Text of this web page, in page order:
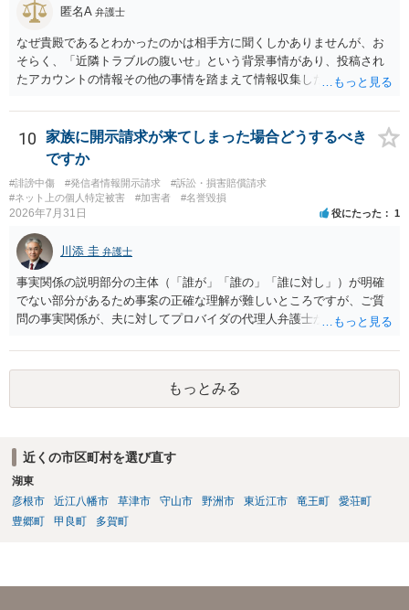
匿名A 弁護士
なぜ貴殿であるとわかったのかは相手方に聞くしかありませんが、お
そらく、「近隣トラブルの腹いせ」という背景事情があり、投稿され
たアカウントの情報その他の事情を踏まえて情報収集した結果、この
貴殿が投稿した事実を認めてしまったことで「答え合わせ」になって
しまったのではないでしょうか。 相手方の動きについても、相手方次
第ですので何とも言えません。公開の場で回答するには情報が乏し
く、ここで詳細を明らかにすることは事案の特定に繋がってしまうの
で、弁護士へ直接相談した方がよいです。
10
家族に開示請求が来てしまった場合どうするべき
ですか
#誹謗中傷 #発信者情報開示請求
#訴訟・損害賠償請求
#ネット上の個人特定被害
#加害者 #名誉毀損
2026年7月31日 役にたった 1
川添 圭 弁護士
事実関係の説明部分の主体（「誰が」「誰の」「誰に対し」）が明確
でない部分があるため事案の正確な理解が難しいところですが、ご質
問の事実関係が、夫に対してプロバイダの代理人弁護士から発信者情
情報として夫の氏名と住所が開示され、開示請求者（の代理人弁護
士）が、夫に対して内容証明郵便を送ったり訴訟の提起がなされたり
する可能性があるように思われます。この場合は、開示請求者（とあ
る女性？）の代理人弁護士へ、実は投稿者があなたであるという内容
務所であるのか、それとも開示請求者の代理人の事務所なのかが不明
ですが、もし前者であれば、書類の再送要請にはあまり意味はなく、
一方、後者であるなら、夫を被告として提訴に至る可能性も考える必
要が出てきます。 あなたと夫との夫婦関係の状況（別居中なのか、夫
もっとみる
近くの市区町村を選び直す
湖東
彦根市
近江八幡市 草津市 守山市 野洲市 東近江市 竜王町
愛荘町
豊郷町
甲良町 多賀町